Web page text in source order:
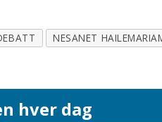
NESANET
hver dag